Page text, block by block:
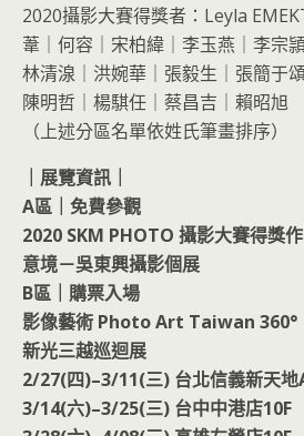
2020攝影大賽得獎者：Leyla
葦｜何容｜宋柏緯｜李玉燕｜李宗
林清湶｜洪婉華｜張毅生｜張簡于
陳明哲｜楊騏任｜蔡昌吉｜賴昭旭
（上述分區名單依姓氏筆畫排序）
｜展覽資訊｜
A區｜免費參觀
2020 SKM PHOTO 攝影大賽得獎
意境－吳東興攝影個展
B區｜購票入場
影像藝術 Photo Art Taiwan 360°
新光三越巡迴展
2/27(四)–3/11(三) 台北信義新天地
3/14(六)–3/25(三) 台中中港店10F